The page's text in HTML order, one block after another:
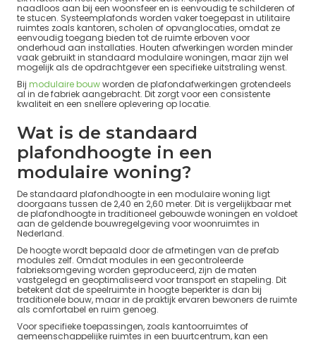
naadloos aan bij een woonsfeer en is eenvoudig te schilderen of
te stucen. Systeemplafonds worden vaker toegepast in utilitaire
ruimtes zoals kantoren, scholen of opvanglocaties, omdat ze
eenvoudig toegang bieden tot de ruimte erboven voor
onderhoud aan installaties. Houten afwerkingen worden minder
vaak gebruikt in standaard modulaire woningen, maar zijn wel
mogelijk als de opdrachtgever een specifieke uitstraling wenst.
Bij modulaire bouwworden de plafondafwerkingen grotendeels
al in de fabriek aangebracht. Dit zorgt voor een consistente
kwaliteit en een snellere oplevering op locatie.
Wat is de standaard
plafondhoogte in een
modulaire woning?
De standaard plafondhoogte in een modulaire woning ligt
doorgaans tussen de 2,40 en 2,60 meter. Dit is vergelijkbaar met
de plafondhoogte in traditioneel gebouwde woningen en voldoet
aan de geldende bouwregelgeving voor woonruimtes in
Nederland.
De hoogte wordt bepaald door de afmetingen van de prefab
modules zelf. Omdat modules in een gecontroleerde
fabrieksomgeving worden geproduceerd, zijn de maten
vastgelegd en geoptimaliseerd voor transport en stapeling. Dit
betekent dat de speelruimte in hoogte beperkter is dan bij
traditionele bouw, maar in de praktijk ervaren bewoners de ruimte
als comfortabel en ruim genoeg.
Voor specifieke toepassingen, zoals kantoorruimtes of
gemeenschappelijke ruimtes in een buurtcentrum, kan een